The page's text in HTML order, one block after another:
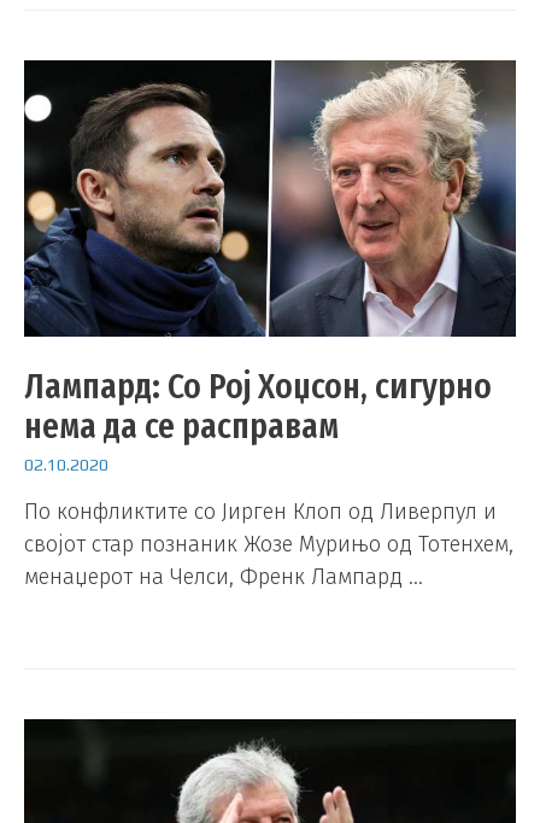
Лампард: Со Рој Хоџсон, сигурно
нема да се расправам
02.10.2020
По конфликтите со Јирген Клоп од Ливерпул и
својот стар познаник Жозе Мурињо од Тотенхем,
менаџерот на Челси, Френк Лампард …